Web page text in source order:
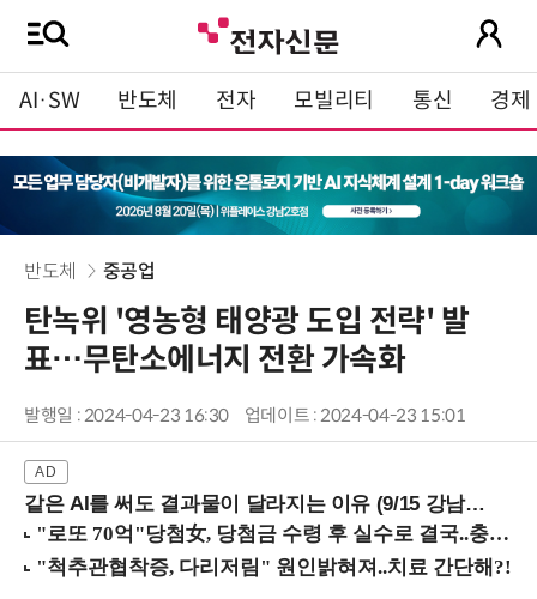
AI·SW 반도체 전자 모빌리티 통신 경제
반도체 중공업
탄녹위 '영농형 태양광 도입 전략' 발
표…무탄소에너지 전환 가속화
발행일 : 2024-04-23 16:30 업데이트 : 2024-04-23 15:01
같은 AI를 써도 결과물이 달라지는 이유 (9/15 강남역)